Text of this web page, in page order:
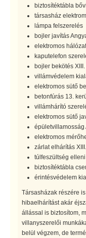
biztosítéktábla
társasház
lámpa felszerelés
bojler javítás
elektromos
kaputelefon
bojler bekötés
villámvédelem
elektromos sütő
betonfúrás 13.
villámhárító
elektromos sütő
épületvillamosság
elektromos
zárlat elhárítás
túlfeszültség
biztosítéktábla
érintésvédelem
Társasházak részére
hibaelhárítást akár
állással is biztosítom,
villanyszerelői
belül végzem, de